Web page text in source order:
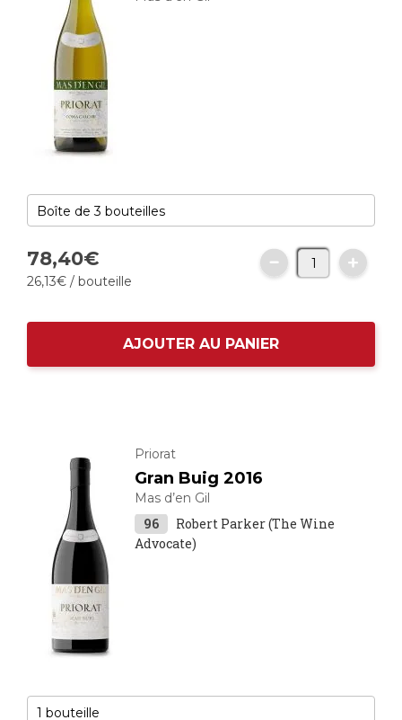
78,40€
26,13€ / bouteille
AJOUTER AU PANIER
Priorat
Gran Buig 2016
Mas d’en Gil
96
Robert Parker (The Wine
Advocate)